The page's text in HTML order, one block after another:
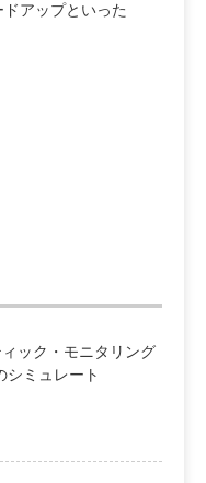
アップといった
ック・モニタリング
シミュレート